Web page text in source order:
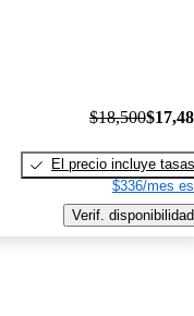
$18,500
El precio incluye tasas
$336/mes
Verif. disponibilidad